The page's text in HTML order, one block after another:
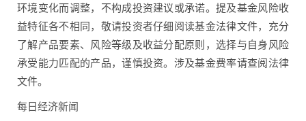
环境变化而调整，不构成投资建议或承诺。提及基金风险收
益特征各不相同，敬请投资者仔细阅读基金法律文件，充分
了解产品要素、风险等级及收益分配原则，选择与自身风险
承受能力匹配的产品，谨慎投资。涉及基金费率请查阅法律
文件。
每日经济新闻